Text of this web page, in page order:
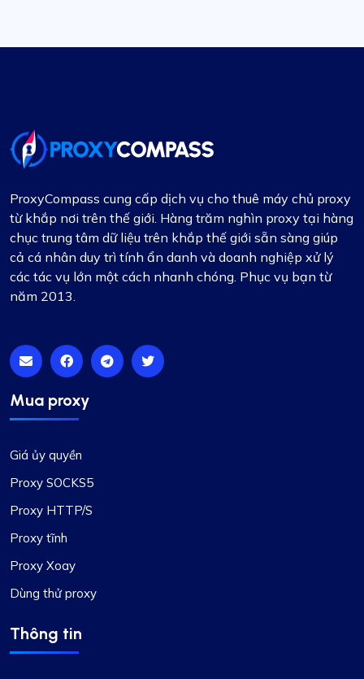
ProxyCompass cung cấp dịch vụ cho thuê máy chủ proxy
từ khắp nơi trên thế giới. Hàng trăm nghìn proxy tại hàng
chục trung tâm dữ liệu trên khắp thế giới sẵn sàng giúp
cả cá nhân duy trì tính ẩn danh và doanh nghiệp xử lý
các tác vụ lớn một cách nhanh chóng. Phục vụ bạn từ
năm 2013.
Mua proxy
Giá ủy quyền
Proxy SOCKS5
Proxy HTTP/S
Proxy tĩnh
Proxy Xoay
Dùng thử proxy
Thông tin